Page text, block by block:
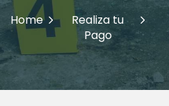
Home
Realiza tu
Pago